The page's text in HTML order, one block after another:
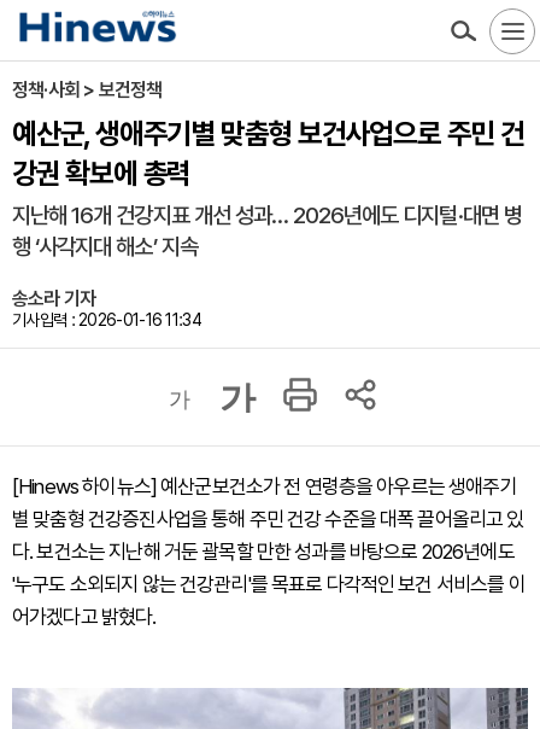
정책·사회 > 보건정책
예산군, 생애주기별 맞춤형 보건사업으로 주민 건
강권 확보에 총력
지난해 16개 건강지표 개선 성과… 2026년에도 디지털·대면 병
행 ‘사각지대 해소’ 지속
송소라 기자
기사입력 : 2026-01-16 11:34
가 가
[Hinews 하이뉴스] 예산군보건소가 전 연령층을 아우르는 생애주기
별 맞춤형 건강증진사업을 통해 주민 건강 수준을 대폭 끌어올리고 있
다. 보건소는 지난해 거둔 괄목할 만한 성과를 바탕으로 2026년에도
'누구도 소외되지 않는 건강관리'를 목표로 다각적인 보건 서비스를 이
어가겠다고 밝혔다.